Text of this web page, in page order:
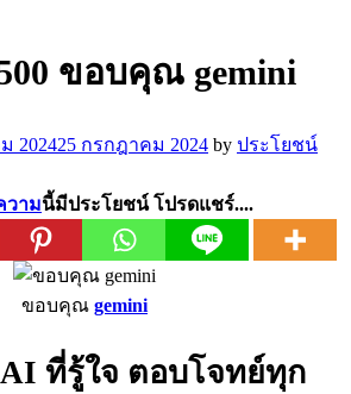
ขอบคุณ gemini
202425 กรกฎาคม 2024 by ประโยชน์
วามนี้มีประโยชน์ โปรดแชร์....
ขอบคุณ gemini
ที่รู้ใจ ตอบโจทย์ทุก